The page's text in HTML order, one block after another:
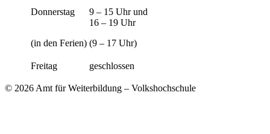
Donnerstag
(in den Ferien)
9 – 15 Uhr und
16 – 19 Uhr
(9 – 17 Uhr)
Freitag geschlossen
© 2026 Amt für Weiterbildung – Volkshochschule